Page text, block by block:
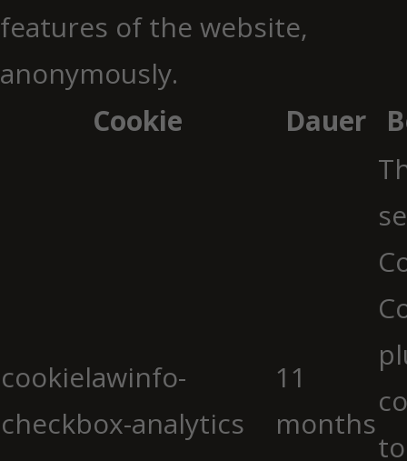
features of the website,
anonymously.
Cookie
Dauer
cookielawinfo-
checkbox-analytics
11
months